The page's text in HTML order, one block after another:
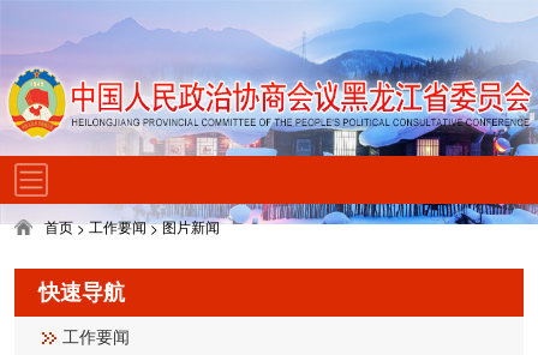
首页>工作要闻>图片新闻
快速导航
工作要闻